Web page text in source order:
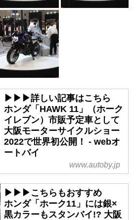
▶▶▶詳しい記事はこちら
ホンダ「HAWK 11」（ホーク
イレブン）市販予定車として
大阪モーターサイクルショー
2022で世界初公開！ - webオ
ートバイ
www.autoby.jp
▶▶▶こちらもおすすめ
ホンダ「ホーク11」には銀×
黒カラーもスタンバイ!? 大阪